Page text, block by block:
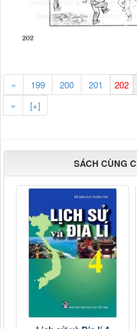
« 199 200 201
»
[+]
SÁCH CÙNG